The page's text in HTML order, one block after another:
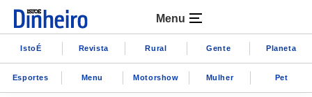
Menu
IstoÉ Revista Rural Gente Planeta
Esportes Menu Motorshow Mulher Pet